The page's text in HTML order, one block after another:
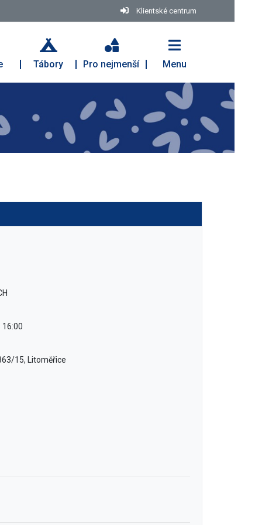
Klientské centrum
Tábory Pro nejmenší Menu
16:00
15, Litoměřice